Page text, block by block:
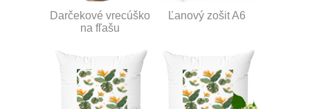
Darčekové vrecúško
na fľašu
Ľanový zošit A6